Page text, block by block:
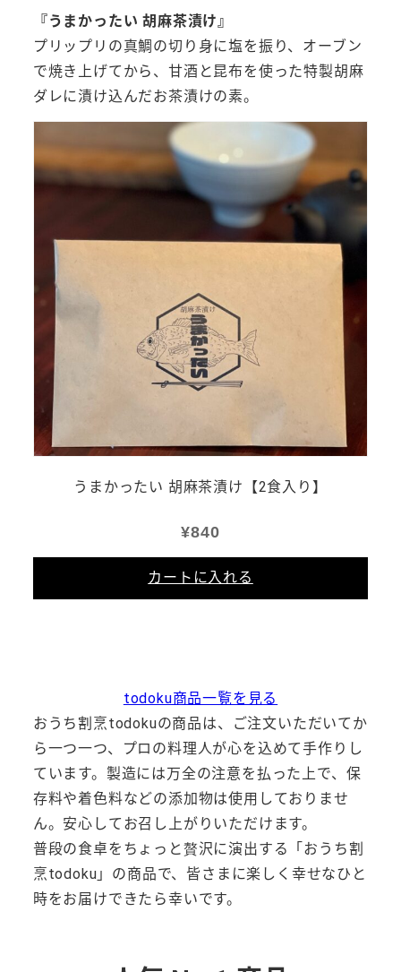
『うまかったい 胡麻茶漬け』
プリップリの真鯛の切り身に塩を振り、オーブン
で焼き上げてから、甘酒と昆布を使った特製胡麻
ダレに漬け込んだお茶漬けの素。
うまかったい 胡麻茶漬け【2食入り】
¥840
カートに入れる
todoku商品一覧を見る
おうち割烹todokuの商品は、ご注文いただいてか
ら一つ一つ、プロの料理人が心を込めて手作りし
ています。製造には万全の注意を払った上で、保
存料や着色料などの添加物は使用しておりませ
ん。安心してお召し上がりいただけます。
普段の食卓をちょっと贅沢に演出する「おうち割
烹todoku 」の商品で、皆さまに楽しく幸せなひと
時をお届けできたら幸いです。